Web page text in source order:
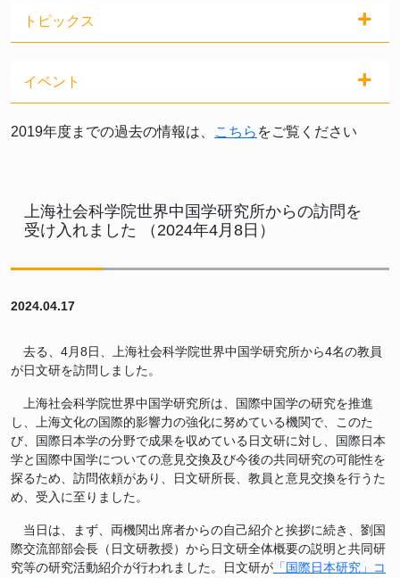
トピックス
イベント
2019年度までの過去の情報は、 こちら をご覧ください
上海社会科学院世界中国学研究所からの訪問を
受け入れました （2024年4月8日）
2024.04.17
去る、4月8日、上海社会科学院世界中国学研究所から4名の教員
が日文研を訪問しました。
上海社会科学院世界中国学研究所は、国際中国学の研究を推進
し、上海文化の国際的影響力の強化に努めている機関で、このた
び、国際日本学の分野で成果を収めている日文研に対し、国際日本
学と国際中国学についての意見交換及び今後の共同研究の可能性を
探るため、訪問依頼があり、日文研所長、教員と意見交換を行うた
め、受入に至りました。
当日は、まず、両機関出席者からの自己紹介と挨拶に続き、劉国
際交流部部会長（日文研教授）から日文研全体概要の説明と共同研
究等の研究活動紹介が行われました。日文研が 「国際日本研究」コ